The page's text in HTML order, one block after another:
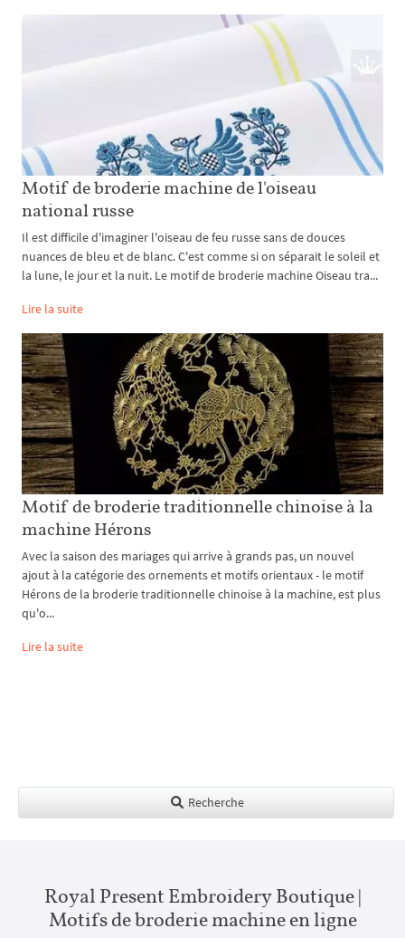
Motif de broderie machine de l'oiseau
national russe
Il est difficile d'imaginer l'oiseau de feu russe sans de douces
nuances de bleu et de blanc. C'est comme si on séparait le soleil et
la lune, le jour et la nuit. Le motif de broderie machine Oiseau tra...
Lire la suite
Motif de broderie traditionnelle chinoise à la
machine Hérons
Avec la saison des mariages qui arrive à grands pas, un nouvel
ajout à la catégorie des ornements et motifs orientaux - le motif
Hérons de la broderie traditionnelle chinoise à la machine, est plus
qu'o...
Lire la suite
Recherche
Royal Present Embroidery Boutique |
Motifs de broderie machine en ligne